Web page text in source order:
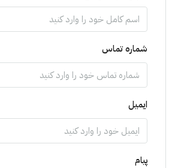
شماره تماس
ایمیل
پیام